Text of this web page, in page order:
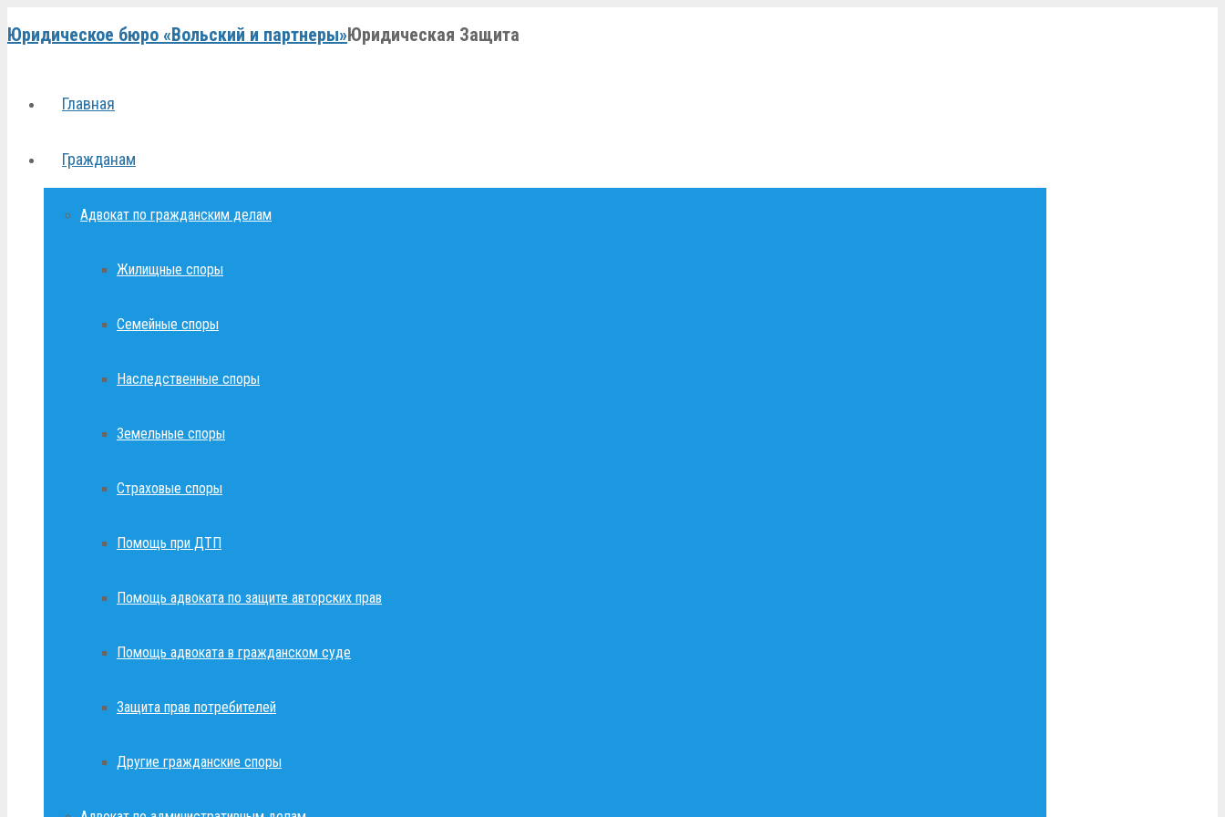
Юридическое бюро «Вольский и партнеры»Юридическая Защита
Главная
Гражданам
Адвокат по гражданским делам
Жилищные споры
Семейные споры
Наследственные споры
Земельные споры
Страховые споры
Помощь при ДТП
Помощь адвоката по защите авторских прав
Помощь адвоката в гражданском суде
Защита прав потребителей
Другие гражданские споры